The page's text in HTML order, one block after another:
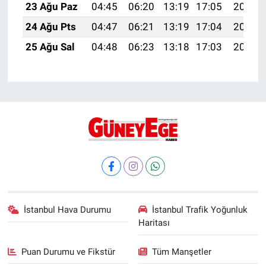
23 Ağu Paz
04:45 06:20 13:19 17:05
20:07
24 Ağu Pts
04:47 06:21 13:19 17:04
20:06
25 Ağu Sal
04:48 06:23 13:18 17:03 20:04
İstanbul Hava Durumu
İstanbul Trafik Yoğunluk
Haritası
Puan Durumu ve Fikstür Tüm Manşetler